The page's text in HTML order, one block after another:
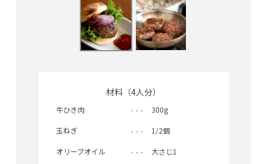
材料（4人分）
牛ひき肉 300g
玉ねぎ 1/2個
オリーブオイル 大さじ1